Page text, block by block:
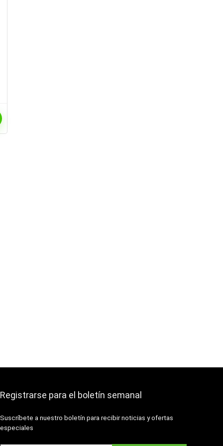
Registrarse para el boletín semanal
Suscríbete a nuestro boletín para recibir noticias y ofertas
especiales